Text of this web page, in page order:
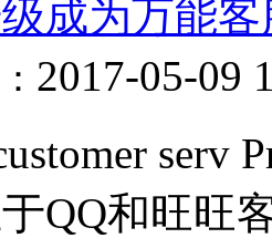
成为万能
2017-05-09
serv
QQ和旺旺